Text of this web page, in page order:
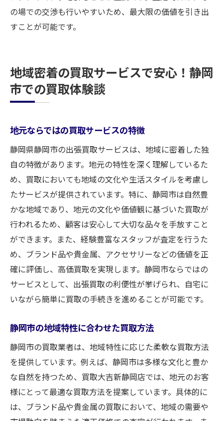
の場での交渉も行いやすいため、最大限の価値を引き出
すことが可能です。
地域密着の買取サービスで安心！静岡
市での買取体験談
地元ならではの買取サービスの特徴
静岡県静岡市の出張買取サービスは、地域に密着した独
自の特徴があります。地元の特性を深く理解しているた
め、買取においても地域の文化や生活スタイルを考慮し
たサービスが提供されています。特に、静岡市は自然豊
かな地域であり、地元の文化や価値観に基づいた買取が
行われるため、顧客は安心して大切な品々を手放すこと
ができます。また、経験豊富なスタッフが査定を行うた
め、ブランド品や貴金属、アクセサリーなどの価値を正
確に評価し、高価買取を実現します。静岡市ならではの
サービスとして、出張買取の利便性が挙げられ、自宅に
いながら簡単に買取の手続きを進めることが可能です。
静岡市の地域特性に合わせた買取方法
静岡市の買取業者は、地域特性に応じた柔軟な買取方法
を提供しています。例えば、静岡市は多様な文化と豊か
な自然を持つため、買取大吉新静岡店では、地元のお客
様にとって最適な買取方法を提案しています。具体的に
は、ブランド品や貴金属の買取において、地域の需要や